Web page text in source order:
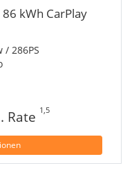
kWh CarPlay
/ 286PS
Rate 1,5